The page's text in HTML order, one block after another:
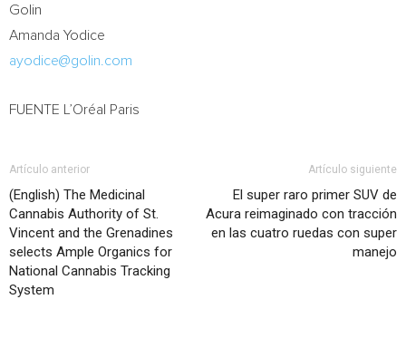
Golin
Amanda Yodice
ayodice@golin.com
FUENTE L’Oréal Paris
Artículo anterior
(English) The Medicinal
Cannabis Authority of St.
Vincent and the Grenadines
selects Ample Organics for
National Cannabis Tracking
System
Artículo siguiente
El super raro primer SUV de
Acura reimaginado con tracción
en las cuatro ruedas con super
manejo